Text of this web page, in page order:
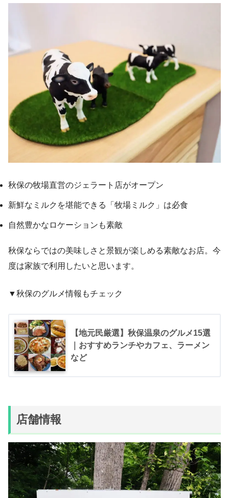
秋保の牧場直営のジェラート店がオープン
新鮮なミルクを堪能できる「牧場ミルク」は必食
自然豊かなロケーションも素敵
秋保ならではの美味しさと景観が楽しめる素敵なお店。今
度は家族で利用したいと思います。
▼秋保のグルメ情報もチェック
【地元民厳選】秋保温泉のグルメ15選
｜おすすめランチやカフェ、ラーメン
など
店舗情報